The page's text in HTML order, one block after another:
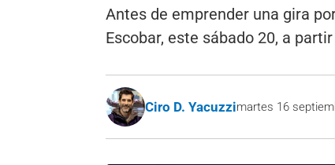
Antes de emprender una gira
Escobar, este sábado 20, a
Ciro D. Yacuzzimartes 16